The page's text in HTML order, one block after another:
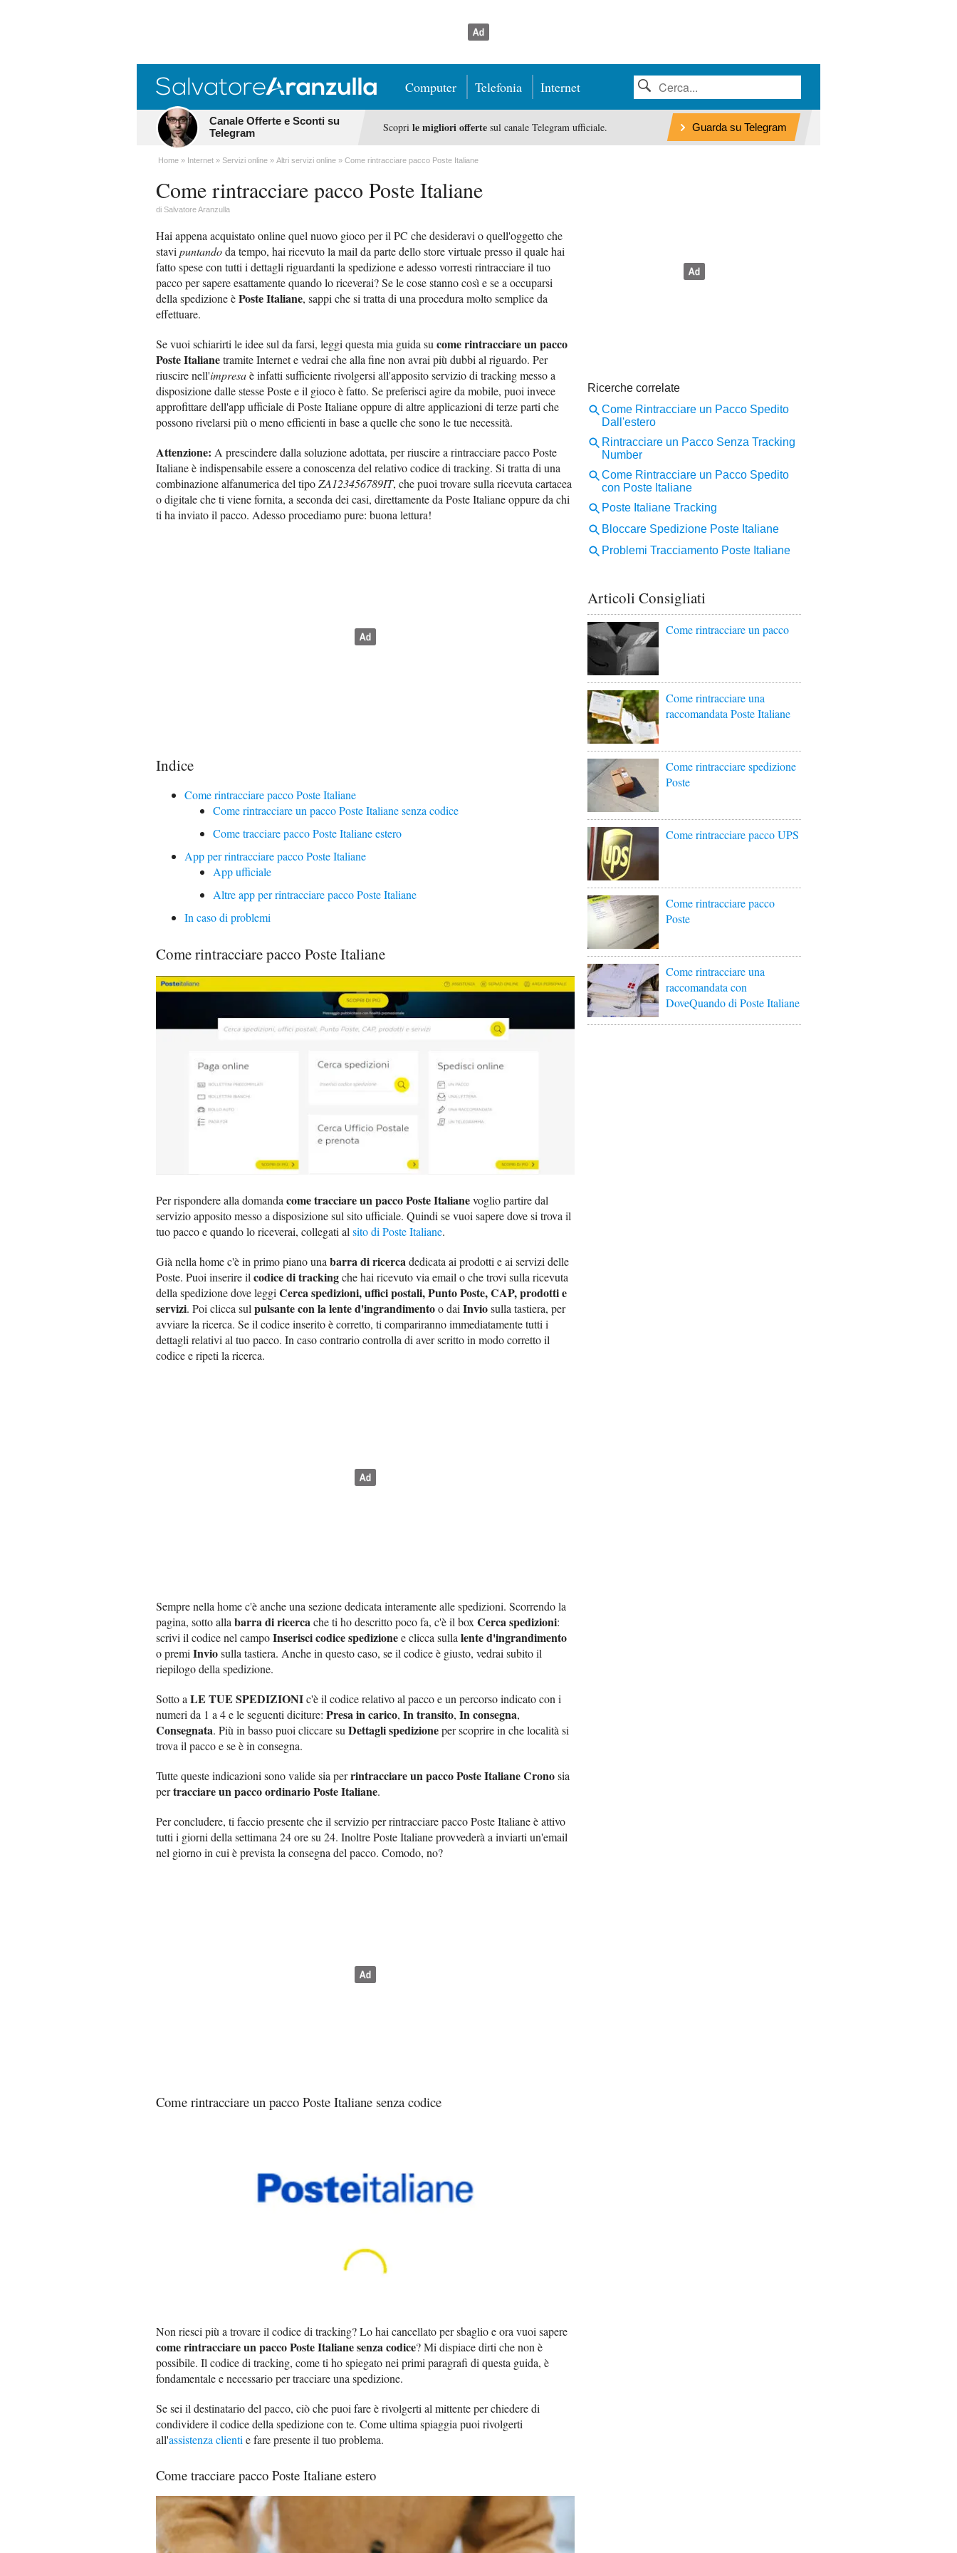
Computer Telefonia Internet
Canale Offerte e Sconti su
Telegram
Scopri le migliori offertesul canale Telegram ufficiale. Guarda su Telegram
Home Internet Servizi online Altri servizi online Come rintracciare pacco Poste Italiane
Come rintracciare pacco Poste Italiane
di Salvatore Aranzulla
Hai appena acquistato online quel nuovo gioco per il PC che desideravi o quell'oggetto che
stavi puntandoda tempo, hai ricevuto la mail da parte dello store virtuale presso il quale hai
fatto spese con tutti i dettagli riguardanti la spedizione e adesso vorresti rintracciare il tuo
pacco per sapere esattamente quando lo riceverai? Se le cose stanno così e se a occuparsi
della spedizione èPoste Italiane, sappi che si tratta di una procedura molto semplice da
effettuare.
Se vuoi schiarirti le idee sul da farsi, leggi questa mia guida su come rintracciare un pacco
Poste Italianetramite Internet e vedrai che alla fine non avrai più dubbi al riguardo. Per
riuscire nell'impresaè infatti sufficiente rivolgersi all'apposito servizio di tracking messo a
disposizione dalle stesse Poste e il gioco è fatto. Se preferisci agire da mobile, puoi invece
approfittare dell'app ufficiale di Poste Italiane oppure di altre applicazioni di terze parti che
possono rivelarsi più o meno efficienti in base a quelle che sono le tue necessità.
Attenzione: A prescindere dalla soluzione adottata, per riuscire a rintracciare pacco Poste
Italiane è indispensabile essere a conoscenza del relativo codice di tracking. Si tratta di una
combinazione alfanumerica del tipoZA123456789IT, che puoi trovare sulla ricevuta cartacea
o digitale che ti viene fornita, a seconda dei casi, direttamente da Poste Italiane oppure da chi
ti ha inviato il pacco. Adesso procediamo pure: buona lettura!
Indice
Come rintracciare pacco Poste Italiane
Come rintracciare un pacco Poste Italiane senza codice
Come tracciare pacco Poste Italiane estero
App per rintracciare pacco Poste Italiane
App ufficiale
Altre app per rintracciare pacco Poste Italiane
In caso di problemi
Come rintracciare pacco Poste Italiane
Per rispondere alla domanda come tracciare un pacco Poste Italianevoglio partire dal
servizio apposito messo a disposizione sul sito ufficiale. Quindi se vuoi sapere dove si trova il
tuo pacco e quando lo riceverai, collegati al sito di Poste Italiane.
Già nella home c'è in primo piano una barra di ricerca dedicata ai prodotti e ai servizi delle
Poste. Puoi inserire il codice di trackingche hai ricevuto via email o che trovi sulla ricevuta
della spedizione dove leggi Cerca spedizioni, uffici postali, Punto Poste, CAP, prodotti e
servizi. Poi clicca sul pulsante con la lente d'ingrandimentoo dai Inviosulla tastiera, per
avviare la ricerca. Se il codice inserito è corretto, ti compariranno immediatamente tutti i
dettagli relativi al tuo pacco. In caso contrario controlla di aver scritto in modo corretto il
codice e ripeti la ricerca.
Sempre nella home c'è anche una sezione dedicata interamente alle spedizioni. Scorrendo la
pagina, sotto alla barra di ricerca che ti ho descritto poco fa, c'è il box Cerca spedizioni:
scrivi il codice nel campoInserisci codice spedizionee clicca sulla lente d'ingrandimento
o premi Inviosulla tastiera. Anche in questo caso, se il codice è giusto, vedrai subito il
riepilogo della spedizione.
Sotto a LE TUE SPEDIZIONIc'è il codice relativo al pacco e un percorso indicato con i
numeri da 1 a 4 e le seguenti diciture: Presa in carico, In transito, In consegna,
Consegnata. Più in basso puoi cliccare su Dettagli spedizioneper scoprire in che località si
trova il pacco e se è in consegna.
Tutte queste indicazioni sono valide sia perrintracciare un pacco Poste Italiane Cronosia
pertracciare un pacco ordinario Poste Italiane.
Per concludere, ti faccio presente che il servizio per rintracciare pacco Poste Italiane è attivo
tutti i giorni della settimana 24 ore su 24. Inoltre Poste Italiane provvederà a inviarti un'email
nel giorno in cui è prevista la consegna del pacco. Comodo, no?
Come rintracciare un pacco Poste Italiane senza codice
Non riesci più a trovare il codice di tracking? Lo hai cancellato per sbaglio e ora vuoi sapere
come rintracciare un pacco Poste Italiane senza codice? Mi dispiace dirti che non è
possibile. Il codice di tracking, come ti ho spiegato nei primi paragrafi di questa guida, è
fondamentale e necessario per tracciare una spedizione.
Se sei il destinatario del pacco, ciò che puoi fare è rivolgerti al mittente per chiedere di
condividere il codice della spedizione con te. Come ultima spiaggia puoi rivolgerti
all'assistenza clienti e fare presente il tuo problema.
Come tracciare pacco Poste Italiane estero
Articoli Consigliati
Come rintracciare un pacco
Come rintracciare una
raccomandata Poste Italiane
Come rintracciare spedizione
Poste
Come rintracciare pacco UPS
Come rintracciare pacco
Poste
Come rintracciare una
raccomandata con
DoveQuando di Poste Italiane